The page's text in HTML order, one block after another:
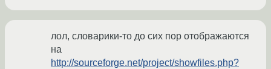
лол, словарики-то до сих пор отображаются
на
http://sourceforge.net/project/showfiles.php?